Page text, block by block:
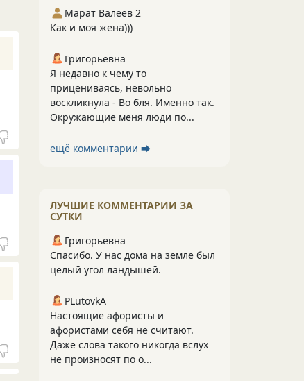
Марат Валеев 2
Как и моя жена)))
Григорьевна
Я недавно к чему то
прицениваясь, невольно
воскликнула - Во бля. Именно так.
Окружающие меня люди по...
ещё комментарии ⮕
ЛУЧШИЕ КОММЕНТАРИИ ЗА
СУТКИ
Григорьевна
Спасибо. У нас дома на земле был
целый угол ландышей.
PLutоvkА
Настоящие афористы и
афористами себя не считают.
Даже слова такого никогда вслух
не произносят по о...